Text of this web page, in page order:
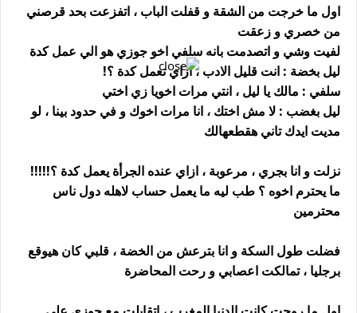
اول ما خرجت من الشقة و قفلت الباب ، اتفزعت بحد قرصني
من خصري و زعقت
لفيت وشي و اتصدمت بانه سلفي اخو جوزي هو الي عمل كدة
ليل بخضة : انت قليل الادب ، ازاي تعمل كدة ؟!
سلفي : مالك يا ليل ، انتي مرات اخويا زي اختي
ليل بغضب : لا مش اختك ، انا مرات اخوك و في حدود بينا ، لو
مديت ايدك تاني هقطعهالك
نزلت و انا بجري ، مرعوبة ، ازاي عنده الجرأة يعمل كدة ؟!!!!!
ما يحترم اخوه ؟ طب ليه ما يعمل حساب لاهله دول ناس
محترمين
فضلت طول السكة و انا بترعش من الخضة ، قلبي كان هيوقع
برجليا ، تمالكت اعصابي و رحت المحاضرة